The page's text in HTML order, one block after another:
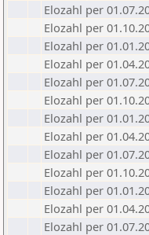
Elozahl per
Elozahl per
Elozahl per
Elozahl per
Elozahl per
Elozahl per
Elozahl per
Elozahl per
Elozahl per
Elozahl per
Elozahl per
Elozahl per
Elozahl per